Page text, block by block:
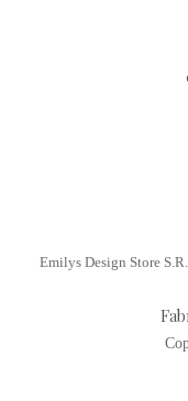
Emilys Design Store